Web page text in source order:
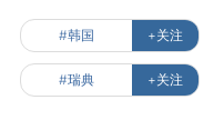
#韩国 +关注
#瑞典 +关注